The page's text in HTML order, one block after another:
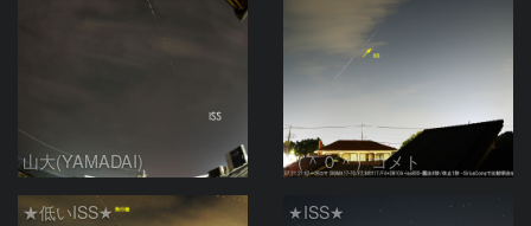
山大(YAMADAI) （＾０＾）コメト
★低いISS★ ★ISS★